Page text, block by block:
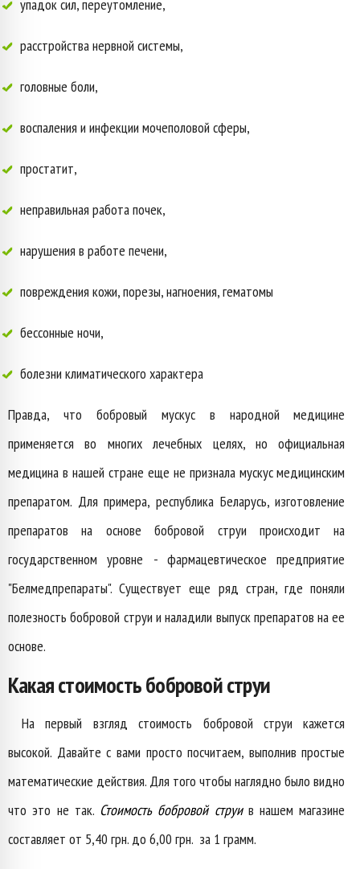
упадок сил, переутомление,
расстройства нервной системы,
головные боли,
воспаления и инфекции мочеполовой сферы,
простатит,
неправильная работа почек,
нарушения в работе печени,
повреждения кожи, порезы, нагноения, гематомы
бессонные ночи,
болезни климатического характера
Правда, что бобровый мускус в народной медицине
применяется во многих лечебных целях, но официальная
медицина в нашей стране еще не признала мускус медицинским
препаратом. Для примера, республика Беларусь, изготовление
препаратов на основе бобровой струи происходит на
государственном уровне - фармацевтическое предприятие
"Белмедпрепараты". Существует еще ряд стран, где поняли
полезность бобровой струи и наладили выпуск препаратов на ее
основе.
Какая стоимость бобровой струи
На первый взгляд стоимость бобровой струи кажется
высокой. Давайте с вами просто посчитаем, выполнив простые
математические действия. Для того чтобы наглядно было видно
что это не так. Стоимость бобровой струив нашем магазине
составляет от 5,40 грн. до 6,00 грн. за 1 грамм.